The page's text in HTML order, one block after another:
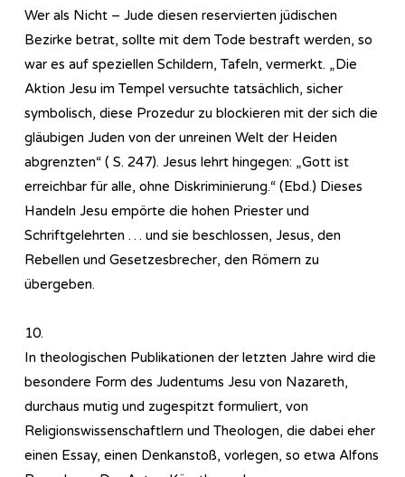
Wer als Nicht – Jude diesen reservierten jüdischen
Bezirke betrat, sollte mit dem Tode bestraft werden, so
war es auf speziellen Schildern, Tafeln, vermerkt. „Die
Aktion Jesu im Tempel versuchte tatsächlich, sicher
symbolisch, diese Prozedur zu blockieren mit der sich die
gläubigen Juden von der unreinen Welt der Heiden
abgrenzten“ ( S. 247). Jesus lehrt hingegen: „Gott ist
erreichbar für alle, ohne Diskriminierung.“ (Ebd.) Dieses
Handeln Jesu empörte die hohen Priester und
Schriftgelehrten … und sie beschlossen, Jesus, den
Rebellen und Gesetzesbrecher, den Römern zu
übergeben.
10.
In theologischen Publikationen der letzten Jahre wird die
besondere Form des Judentums Jesu von Nazareth,
durchaus mutig und zugespitzt formuliert, von
Religionswissenschaftlern und Theologen, die dabei eher
einen Essay, einen Denkanstoß, vorlegen, so etwa Alfons